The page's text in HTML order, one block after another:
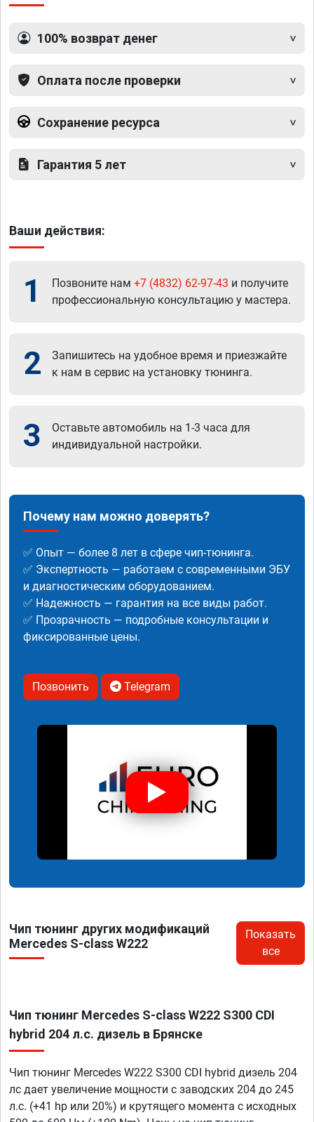
100% возврат денег
Оплата после проверки
Сохранение ресурса
Гарантия 5 лет
Ваши действия:
1 Позвоните нам +7 (4832) 62-97-43 и получите
профессиональную консультацию у мастера.
2
Запишитесь на удобное время и приезжайте
к нам в сервис на установку тюнинга.
3
Оставьте автомобиль на 1-3 часа для
индивидуальной настройки.
Почему нам можно доверять?
✅ Опыт — более 8 лет в сфере чип-тюнинга.
✅ Экспертность — работаем с современными ЭБУ
и диагностическим оборудованием.
✅ Надежность — гарантия на все виды работ.
✅ Прозрачность — подробные консультации и
фиксированные цены.
Позвонить Telegram
Чип тюнинг других модификаций
Mercedes S-class W222
Показать
все
Чип тюнинг Mercedes S-class W222 S300 CDI
hybrid 204 л.с. дизель в Брянске
Чип тюнинг Mercedes W222 S300 CDI hybrid дизель 204
лс дает увеличение мощности с заводских 204 до 245
л.с. (+41 hp или 20%) и крутящего момента с исходных